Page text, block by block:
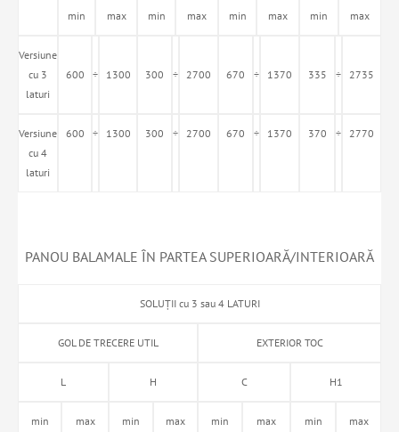
min max min max min max min max
Versiune
cu 3
laturi
600 ÷ 1300 300 ÷ 2700 670 ÷ 1370 335 ÷ 2735
Versiune
cu 4
laturi
600 ÷ 1300 300 ÷ 2700 670 ÷ 1370 370 ÷ 2770
PANOU BALAMALE ÎN PARTEA SUPERIOARĂ/INTERIOARĂ
SOLUȚII cu 3 sau 4 LATURI
GOL DE TRECERE UTIL EXTERIOR TOC
L H C H1
min max min max min max min max